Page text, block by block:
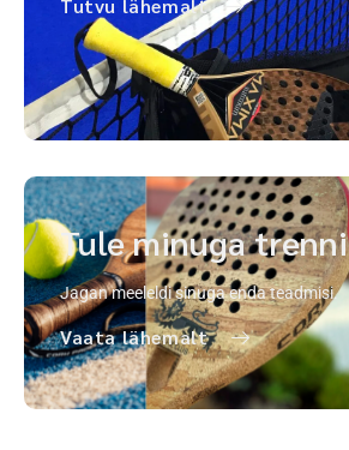
Tutvu lähemalt
Tule minuga trenni
Jagan meeleldi sinuga enda teadmisi.
Vaata lähemalt